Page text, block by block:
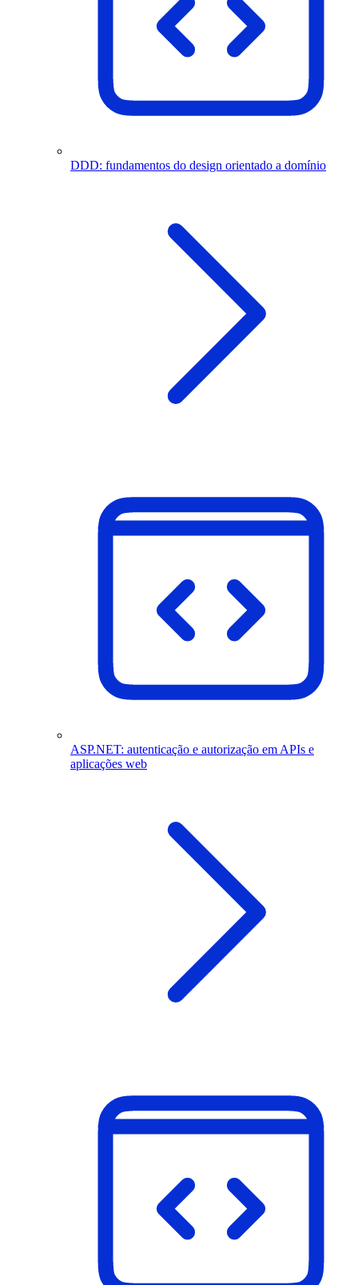
DDD: fundamentos do design orientado a domínio
ASP.NET: autenticação e autorização em APIs e
aplicações web